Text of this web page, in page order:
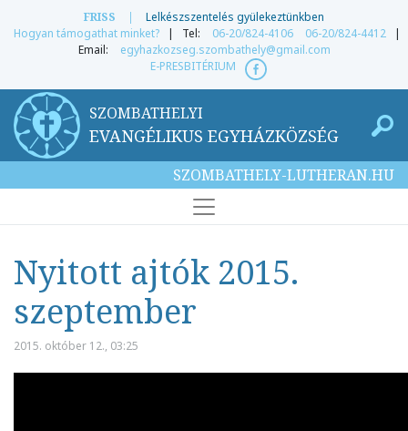
FRISS |
Lelkészszentelés gyülekeztünkben
Hogyan támogathat minket? | Tel: 06-20/824-4106 06-20/824-4412 |
Email:
egyhazkozseg.szombathely@gmail.com
E-PRESBITÉRIUM
SZOMBATHELYI
EVANGÉLIKUS EGYHÁZKÖZSÉG
SZOMBATHELY-LUTHERAN.HU
Nyitott ajtók 2015.
szeptember
2015. október 12., 03:25